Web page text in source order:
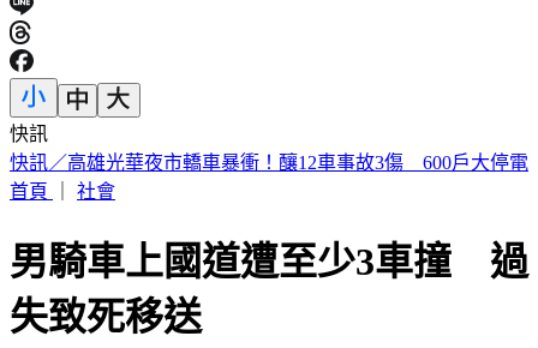
快訊
5年前爆校園霸凌！韓男星現身菲律賓近況曝
首頁
社會
男騎車上國道遭至少3車撞 過
失致死移送